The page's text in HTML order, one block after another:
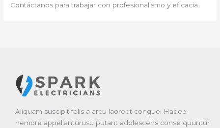
Contáctanos para trabajar con profesionalismo y eficacia.
Aliquam suscipit felis a arcu laoreet congue. Habeo
nemore appellanturusu putant adolescens conse quuntur